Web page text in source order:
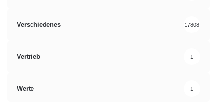
Verschiedenes 17808
Vertrieb 1
Werte 1